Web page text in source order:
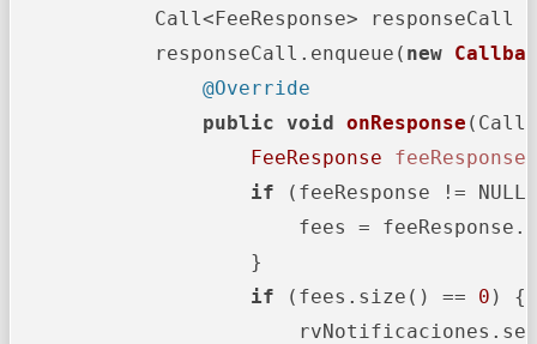
Call<FeeResponse> responseCall
            responseCall.enqueue(
new
@Override
public void onResponse
FeeResponse
feeResponse
if (feeResponse !=
fees =
                    }
if (fees.size() == 0 ) {